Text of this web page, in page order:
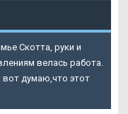
Скотта, руки и
велась работа.
вот думаю,что этот